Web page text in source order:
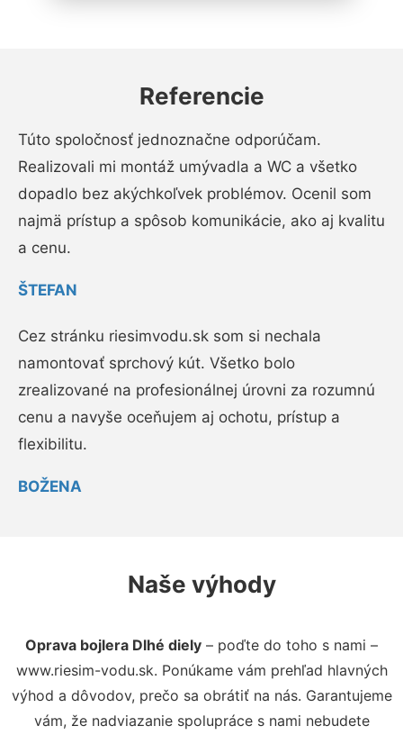
Referencie
Túto spoločnosť jednoznačne odporúčam.
Realizovali mi montáž umývadla a WC a všetko
dopadlo bez akýchkoľvek problémov. Ocenil som
najmä prístup a spôsob komunikácie, ako aj kvalitu
a cenu.
ŠTEFAN
Cez stránku riesimvodu.sk som si nechala
namontovať sprchový kút. Všetko bolo
zrealizované na profesionálnej úrovni za rozumnú
cenu a navyše oceňujem aj ochotu, prístup a
flexibilitu.
BOŽENA
Naše výhody
Oprava bojlera Dlhé diely – poďte do toho s nami –
www.riesim-vodu.sk. Ponúkame vám prehľad hlavných
výhod a dôvodov, prečo sa obrátiť na nás. Garantujeme
vám, že nadviazanie spolupráce s nami nebudete